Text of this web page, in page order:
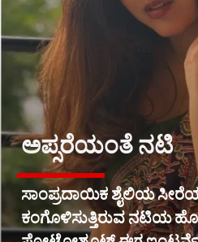
ಅಪ್ಸರೆಯಂತೆ ನಟಿ
ಸಾಂಪ್ರದಾಯಿಕ ಶೈಲಿಯ
ಕಂಗೊಳಿಸುತ್ತಿರುವ ನಟಿಯ